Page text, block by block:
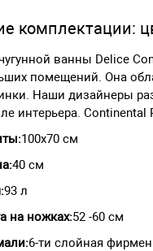
комплектации:
ванны Delice
помещений. Она
Наши дизайнеры
интерьера. Continental
100х70 см
40 см
93 л
на ножках:52 -60 см
6-ти слойная